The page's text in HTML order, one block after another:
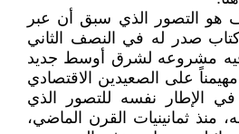
التصور الذي سبق أن عبر
صدر له في النصف الثاني
فيه مشروعه لشرق أوسط جديد
على الصعيدين الاقتصادي
الإطار نفسه للتصور الذي
منذ ثمانينيات القرن الماضي،